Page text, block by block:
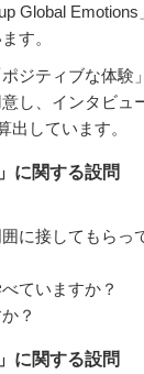
Global
す。
ジティブな体験
し、インタビュ
出しています。
に関する設問
に接してもらっ
ていますか？
？
に関する設問